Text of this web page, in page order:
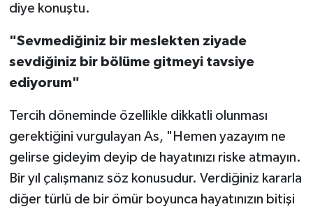
diye konuştu.
"Sevmediğiniz bir meslekten ziyade
sevdiğiniz bir bölüme gitmeyi tavsiye
ediyorum"
Tercih döneminde özellikle dikkatli olunması
gerektiğini vurgulayan As, "Hemen yazayım ne
gelirse gideyim deyip de hayatınızı riske atmayın.
Bir yıl çalışmanız söz konusudur. Verdiğiniz kararla
diğer türlü de bir ömür boyunca hayatınızın bitişi